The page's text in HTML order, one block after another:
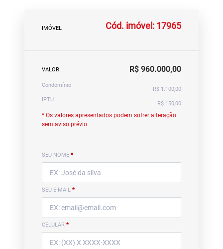
IMÓVEL Cód. imóvel: 17965
VALOR R$ 960.000,00
Condomínio
R$ 1.100,00
IPTU
R$ 150,00
* Os valores apresentados podem sofrer alteração
sem aviso prévio
SEU NOME *
SEU E-MAIL *
CELULAR *